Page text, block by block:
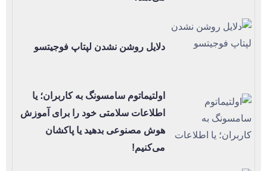
دلایل روشن نشدن لپتاپ فوجیتسو
اولتیماتوم سامسونگ به کاربران؛ یا
اطلاعات سلامتی خود را برای آموزش
هوش مصنوعی بدهید یا پاکشان
می‌کنیم!